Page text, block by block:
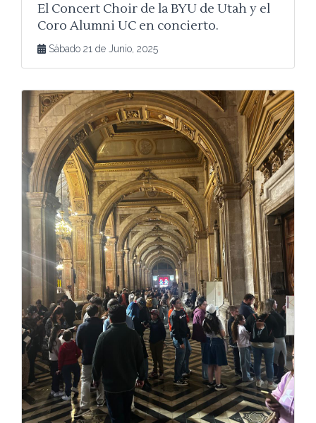
El Concert Choir de la BYU de Utah y el
Coro Alumni UC en concierto.
Sábado 21 de Junio, 2025